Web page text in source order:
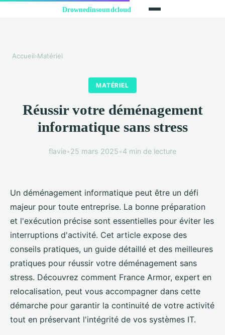
Accueil›Matériel
MATÉRIEL
Réussir votre déménagement
informatique sans stress
flavie•25 mars 2025•4 min de lecture
Un déménagement informatique peut être un défi
majeur pour toute entreprise. La bonne préparation
et l'exécution précise sont essentielles pour éviter les
interruptions d'activité. Cet article expose des
conseils pratiques, un guide détaillé et des meilleures
pratiques pour réussir votre déménagement sans
stress. Découvrez comment France Armor, expert en
relocalisation, peut vous accompagner dans cette
démarche pour garantir la continuité de votre activité
tout en préservant l'intégrité de vos systèmes IT.